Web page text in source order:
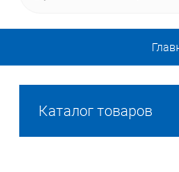
Каталог товаров